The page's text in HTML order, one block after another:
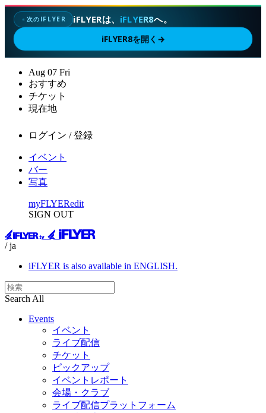
✦次のIFLYER iFLYERは、 iFLYER8へ。
iFLYER8を開く →
Aug 07 Fri
おすすめ
チケット
現在地
ログイン / 登録
イベント
バー
写真
myFLYERedit
SIGN OUT
/ ja
iFLYER is also available in ENGLISH.
Search All
Events
イベント
ライブ配信
チケット
ピックアップ
イベントレポート
会場・クラブ
ライブ配信プラットフォーム